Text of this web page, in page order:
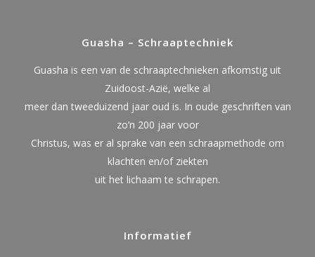
Guasha – Schraaptechniek
Guasha is een van de schraaptechnieken afkomstig uit
Zuidoost-Azië, welke al
meer dan tweeduizend jaar oud is. In oude geschriften van
zo’n 200 jaar voor
Christus, was er al sprake van een schraapmethode om
klachten en/of ziekten
uit het lichaam te schrapen.
Informatief